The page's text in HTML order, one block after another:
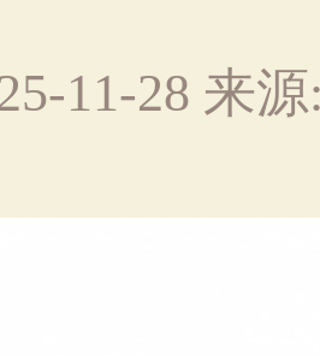
11-28 来